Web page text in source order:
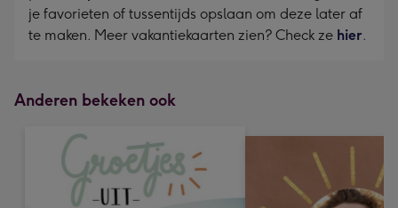
je favorieten of tussentijds opslaan om deze later af
te maken. Meer vakantiekaarten zien? Check ze hier.
Anderen bekeken ook